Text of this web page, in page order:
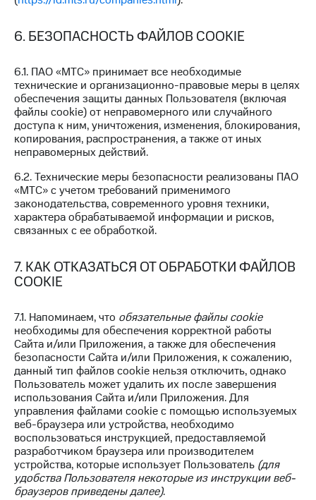
6. БЕЗОПАСНОСТЬ ФАЙЛОВ COOKIE
6.1. ПАО «МТС» принимает все необходимые
технические и организационно-правовые меры в целях
обеспечения защиты данных Пользователя (включая
файлы cookie) от неправомерного или случайного
доступа к ним, уничтожения, изменения, блокирования,
копирования, распространения, а также от иных
неправомерных действий.
6.2. Технические меры безопасности реализованы ПАО
«МТС» с учетом требований применимого
законодательства, современного уровня техники,
характера обрабатываемой информации и рисков,
связанных с ее обработкой.
7. КАК ОТКАЗАТЬСЯ ОТ ОБРАБОТКИ ФАЙЛОВ
COOKIE
7.1. Напоминаем, что обязательные файлы cookie
необходимы для обеспечения корректной работы
Сайта и/или Приложения, а также для обеспечения
безопасности Сайта и/или Приложения, к сожалению,
данный тип файлов cookie нельзя отключить, однако
Пользователь может удалить их после завершения
использования Сайта и/или Приложения. Для
управления файлами cookie с помощью используемых
веб-браузера или устройства, необходимо
воспользоваться инструкцией, предоставляемой
разработчиком браузера или производителем
устройства, которые использует Пользователь (для
удобства Пользователя некоторые из инструкции веб-
браузеров приведены далее).